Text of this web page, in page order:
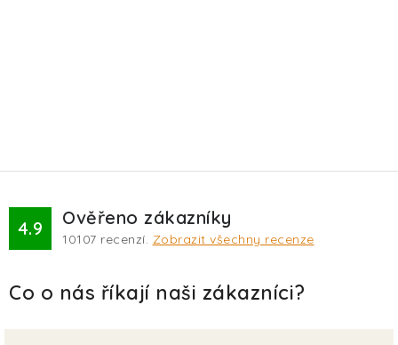
4.9 Ověřeno zákazníky
10107 recenzí. Zobrazit všechny recenze